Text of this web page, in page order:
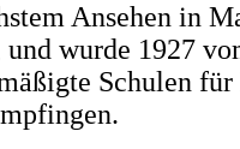
Ansehen in
wurde 1927
Schulen